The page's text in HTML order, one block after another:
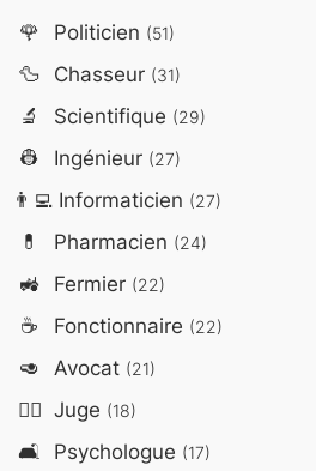
🌹 Politicien (51)
🦆 Chasseur (31)
🔬 Scientifique (29)
👷 Ingénieur (27)
👨‍💻Informaticien (27)
💊 Pharmacien (24)
🚜 Fermier (22)
☕ Fonctionnaire (22)
🥑 Avocat (21)
👨‍⚖️ Juge (18)
🛋️ Psychologue (17)